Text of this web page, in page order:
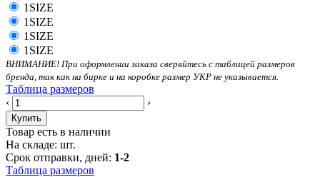
1SIZE
1SIZE
1SIZE
1SIZE
ВНИМАНИЕ! При оформлении заказа сверяйтесь с таблицей размеров
бренда, так как на бирке и на коробке размер УКР не указывается.
Таблица размеров
‹
›
Купить
Товар есть в наличии
На складе: шт.
Срок отправки, дней: 1-2
Таблица размеров